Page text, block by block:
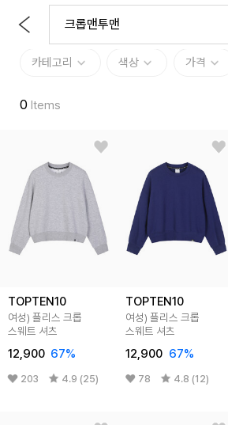
카테고리 색상 가격
0 Items
TOPTEN10
여성) 플리스 크롭
스웨트 셔츠
12,900 67%
203 4.9 (25)
TOPTEN10
여성) 플리스 크롭
스웨트 셔츠
12,900 67%
78 4.8 (12)